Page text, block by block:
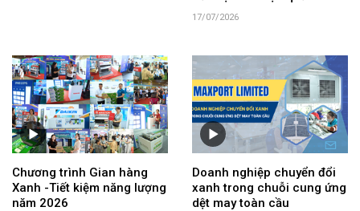
17/07/2026
Chương trình Gian hàng
Xanh -Tiết kiệm năng lượng
năm 2026
Doanh nghiệp chuyển đổi
xanh trong chuỗi cung ứng
dệt may toàn cầu